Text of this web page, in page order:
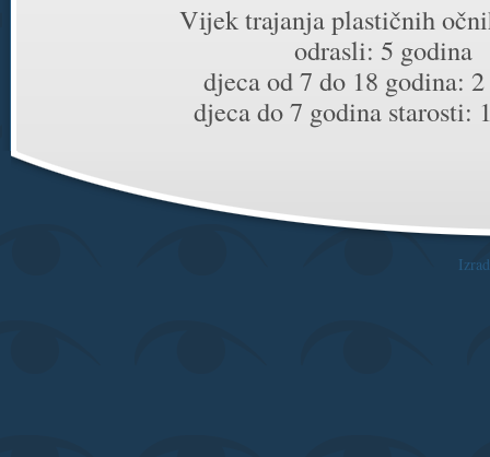
Vijek trajanja plastičnih
odrasli: 5 godina
djeca od 7 do 18 godina:
djeca do 7 godina starosti: